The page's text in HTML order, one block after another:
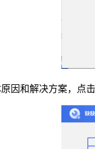
因和解决方案，点